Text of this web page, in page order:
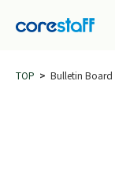
TOP Bulletin Board